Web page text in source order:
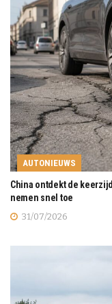
AUTONIEUWS
China ontdekt de
nemen snel toe
31/07/2026